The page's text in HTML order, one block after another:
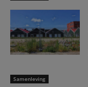
Samenleving